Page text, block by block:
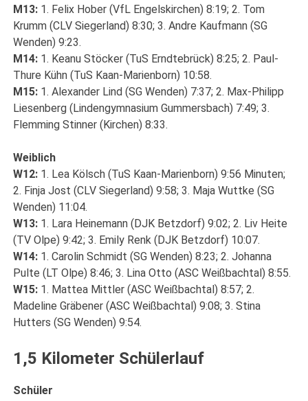
M13: 1. Felix Hober (VfL Engelskirchen) 8:19; 2. Tom
Krumm (CLV Siegerland) 8:30; 3. Andre Kaufmann (SG
Wenden) 9:23.
M14: 1. Keanu Stöcker (TuS Erndtebrück) 8:25; 2. Paul-
Thure Kühn (TuS Kaan-Marienborn) 10:58.
M15: 1. Alexander Lind (SG Wenden) 7:37; 2. Max-Philipp
Liesenberg (Lindengymnasium Gummersbach) 7:49; 3.
Flemming Stinner (Kirchen) 8:33.
Weiblich
W12: 1. Lea Kölsch (TuS Kaan-Marienborn) 9:56 Minuten;
2. Finja Jost (CLV Siegerland) 9:58; 3. Maja Wuttke (SG
Wenden) 11:04.
W13: 1. Lara Heinemann (DJK Betzdorf) 9:02; 2. Liv Heite
(TV Olpe) 9:42; 3. Emily Renk (DJK Betzdorf) 10:07.
W14: 1. Carolin Schmidt (SG Wenden) 8:23; 2. Johanna
Pulte (LT Olpe) 8:46; 3. Lina Otto (ASC Weißbachtal) 8:55.
W15: 1. Mattea Mittler (ASC Weißbachtal) 8:57; 2.
Madeline Gräbener (ASC Weißbachtal) 9:08; 3. Stina
Hutters (SG Wenden) 9:54.
1,5 Kilometer Schülerlauf
Schüler